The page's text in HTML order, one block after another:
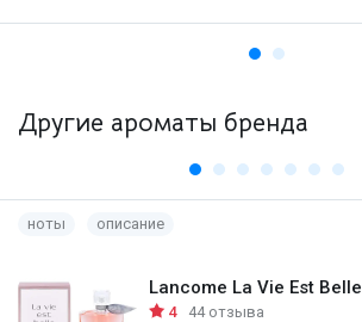
Другие ароматы бренда
ноты описание
Lancome La Vie Est Belle
4 44 отзыва